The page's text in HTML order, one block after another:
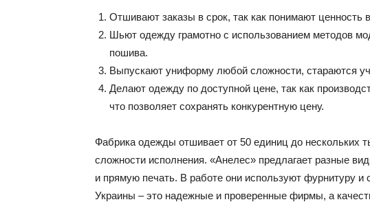
Отшивают заказы в срок, так как понимают ценность
Шьют одежду грамотно с использованием методов
пошива.
Выпускают униформу любой сложности, стараются
Делают одежду по доступной цене, так как
что позволяет сохранять конкурентную цену.
Фабрика одежды отшивает от 50 единиц до нескольких
сложности исполнения. «Анелес» предлагает разные
и прямую печать. В работе они используют фурнитуру
Украины – это надежные и проверенные фирмы, а